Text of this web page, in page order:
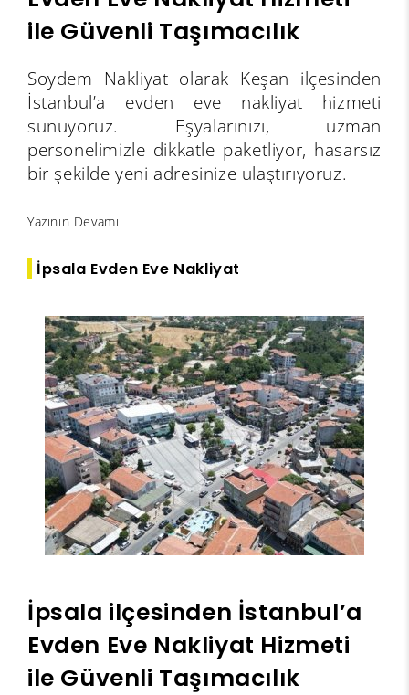
ile Güvenli Taşımacılık
Soydem Nakliyat olarak Keşan ilçesinden
İstanbul’a evden eve nakliyat hizmeti
sunuyoruz. Eşyalarınızı, uzman
personelimizle dikkatle paketliyor, hasarsız
bir şekilde yeni adresinize ulaştırıyoruz.
Yazının Devamı
İpsala Evden Eve Nakliyat
İpsala ilçesinden İstanbul’a
Evden Eve Nakliyat Hizmeti
ile Güvenli Taşımacılık